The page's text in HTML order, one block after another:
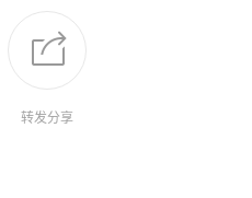
转发分享